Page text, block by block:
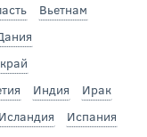
Вьетнам
Индия
Ирак
Исландия
Испания